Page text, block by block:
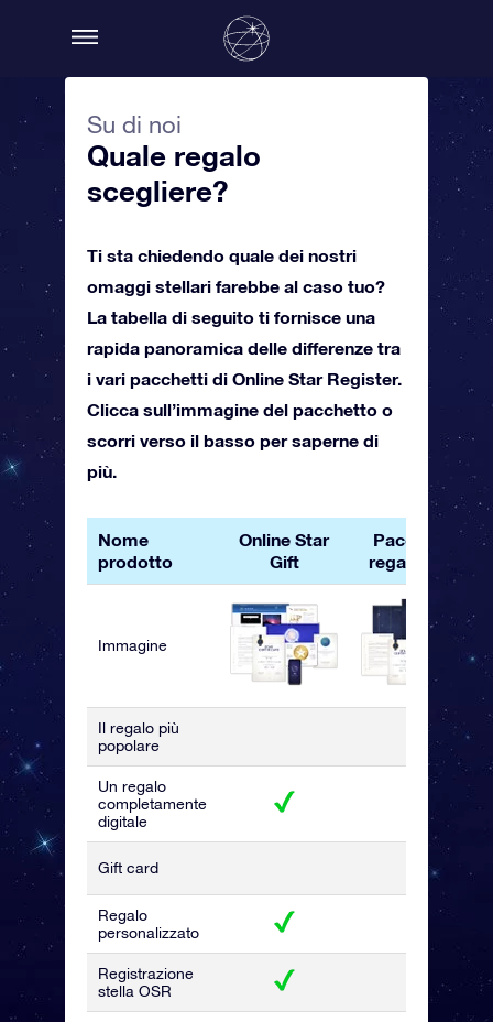
Su di noi
Quale regalo
scegliere?
Ti sta chiedendo quale dei nostri
omaggi stellari farebbe al caso tuo?
La tabella di seguito ti fornisce una
rapida panoramica delle differenze tra
i vari pacchetti di Online Star Register.
Clicca sull’immagine del pacchetto o
scorri verso il basso per saperne di
più.
Nome
prodotto
Online Star
Gift
Pacchetto
regalo OSR
Immagine
Il regalo più
popolare
Un regalo
completamente
digitale
Gift card
Regalo
personalizzato
Registrazione
stella OSR